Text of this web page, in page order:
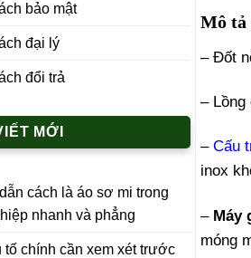
bảo mật
đại lý
đổi trả
MỚI
cách là áo sơ mi trong
nhanh và phẳng
tố chính cần xem xét trước
Mô tả
– Đốt
– Lồng
– Cấu
inox
– Máy
móng